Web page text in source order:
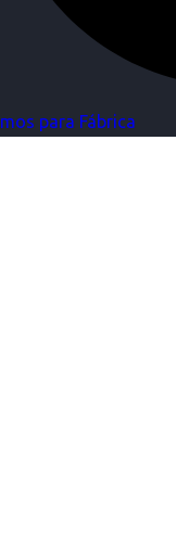
para Fábrica